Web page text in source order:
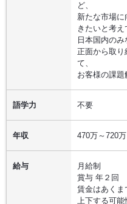
ど、
新たな市場
きたいと考え
日本国内の
正面から取り
て、
お客様の課題
語学力 不要
年収 470万～720万
給与
月給制
賞与 年２回
賃金はあくま
上下する可能